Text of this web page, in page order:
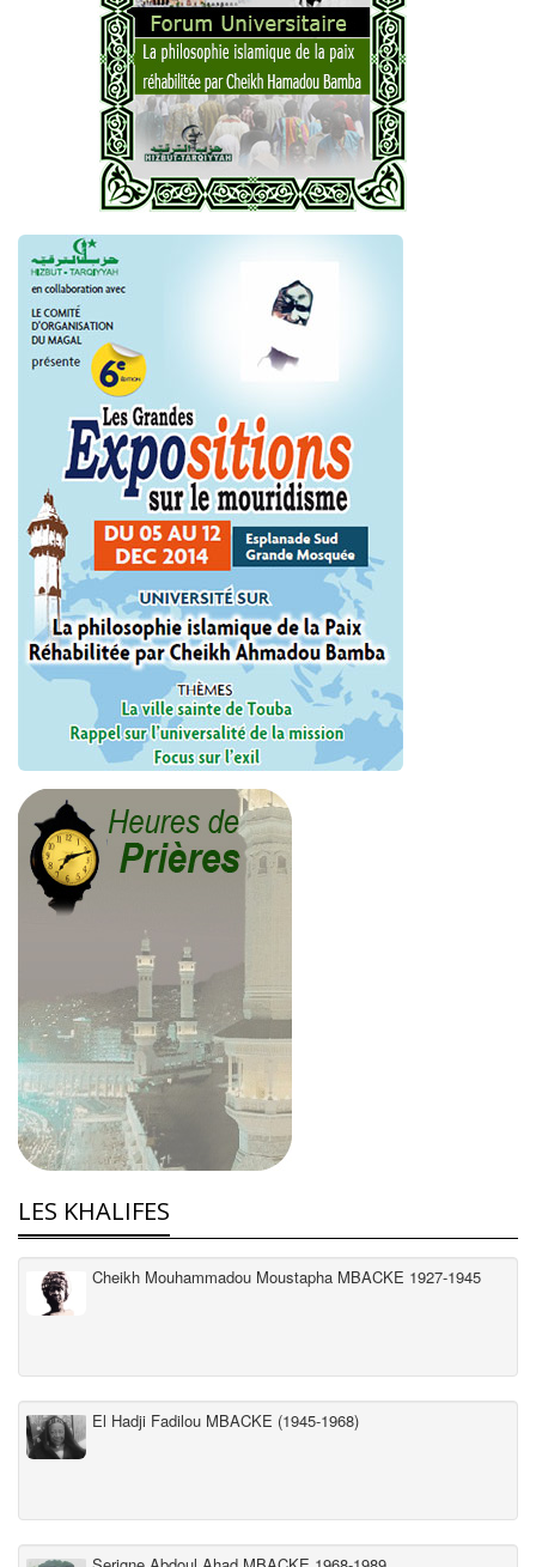
LES KHALIFES
Cheikh Mouhammadou Moustapha MBACKE 1927-1945
El Hadji Fadilou MBACKE (1945-1968)